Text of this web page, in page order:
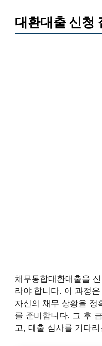
대환대출 신청
채무통합대환대출을
라야 합니다. 이 과정
자신의 채무 상황을 정
를 준비합니다. 그 후
고, 대출 심사를 기다